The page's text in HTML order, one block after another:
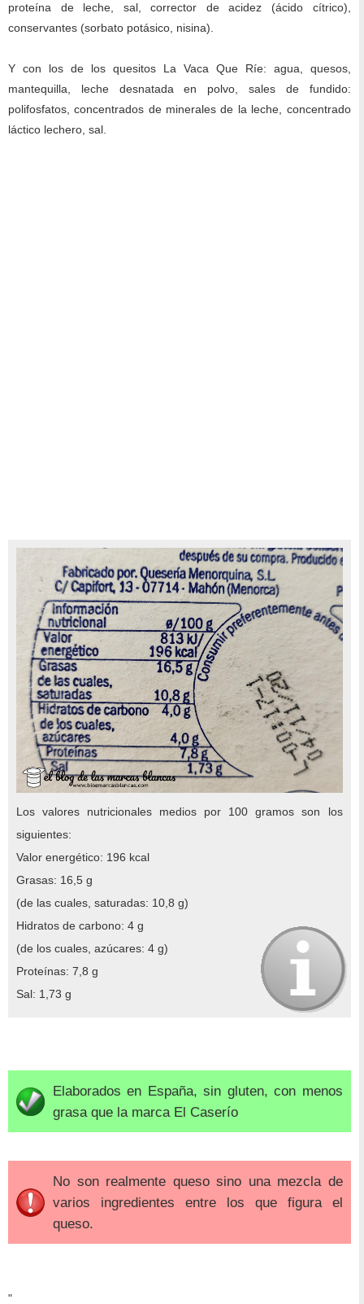
proteína de leche, sal, corrector de acidez (ácido cítrico),
conservantes (sorbato potásico, nisina).
Y con los de los quesitos La Vaca Que Ríe: agua, quesos,
mantequilla, leche desnatada en polvo, sales de fundido:
polifosfatos, concentrados de minerales de la leche, concentrado
láctico lechero, sal.
Los valores nutricionales medios por 100 gramos son los
siguientes:
Valor energético: 196 kcal
Grasas: 16,5 g
(de las cuales, saturadas: 10,8 g)
Hidratos de carbono: 4 g
(de los cuales, azúcares: 4 g)
Proteínas: 7,8 g
Sal: 1,73 g
Elaborados en España, sin gluten, con menos
grasa que la marca El Caserío
No son realmente queso sino una mezcla de
varios ingredientes entre los que figura el
queso.
"